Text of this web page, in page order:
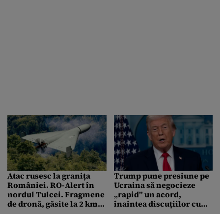
Atac rusesc la granița
României. RO-Alert în
nordul Tulcei. Fragmene
de dronă, găsite la 2 km
Trump pune presiune pe
Ucraina să negocieze
„rapid” un acord,
înaintea discuțiilor cu